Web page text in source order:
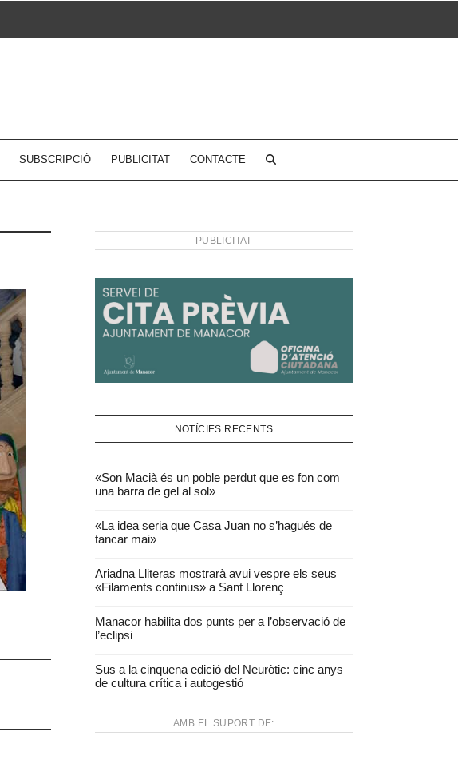
SUBSCRIPCIÓ PUBLICITAT CONTACTE
PUBLICITAT
NOTÍCIES RECENTS
«Son Macià és un poble perdut que es fon com
una barra de gel al sol»
«La idea seria que Casa Juan no s’hagués de
tancar mai»
Ariadna Lliteras mostrarà avui vespre els seus
«Filaments continus» a Sant Llorenç
Manacor habilita dos punts per a l’observació de
l’eclipsi
Sus a la cinquena edició del Neuròtic: cinc anys
de cultura crítica i autogestió
AMB EL SUPORT DE: